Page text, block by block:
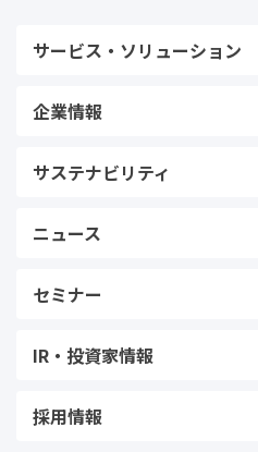
サービス・ソリューション
企業情報
サステナビリティ
ニュース
セミナー
IR・投資家情報
採用情報